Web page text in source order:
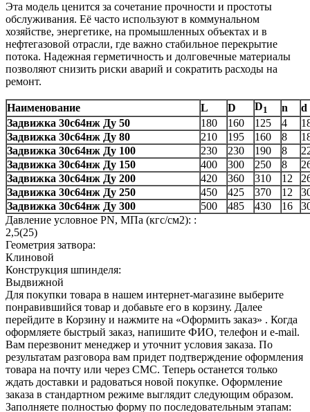
Эта модель ценится за сочетание прочности и простоты
обслуживания. Её часто используют в коммунальном
хозяйстве, энергетике, на промышленных объектах и в
нефтегазовой отрасли, где важно стабильное перекрытие
потока. Надежная герметичность и долговечные материалы
позволяют снизить риски аварий и сократить расходы на
ремонт.
Наименование L D D1 n
d
Задвижка 30с64нж Ду 50
180 160 125 4
Задвижка 30с64нж Ду 80
210 195 160 8
Задвижка 30с64нж Ду 100
230 230 190 8
Задвижка 30с64нж Ду 150
400 300 250 8
Задвижка 30с64нж Ду 200
420 360 310 12
Задвижка 30с64нж Ду 250
450 425 370 12
Задвижка 30с64нж Ду 300
500 485 430 16
Давление условное PN, МПа (кгс/см2): :
2,5(25)
Геометрия затвора:
Клиновой
Конструкция шпинделя:
Выдвижной
Для покупки товара в нашем интернет-магазине выберите
понравившийся товар и добавьте его в корзину. Далее
перейдите в Корзину и нажмите на «Оформить заказ» . Когда
оформляете быстрый заказ, напишите ФИО, телефон и e-mail.
Вам перезвонит менеджер и уточнит условия заказа. По
результатам разговора вам придет подтверждение оформления
товара на почту или через СМС. Теперь останется только
ждать доставки и радоваться новой покупке. Оформление
заказа в стандартном режиме выглядит следующим образом.
Заполняете полностью форму по последовательным этапам: